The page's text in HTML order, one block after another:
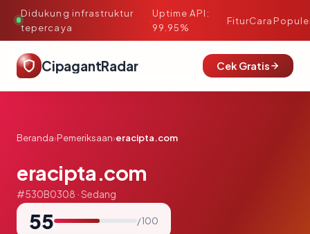
Didukung infrastruktur
tepercaya
·
Uptime API:
99.95%
FiturCara
CipagantRadar Cek Gratis
Beranda›Pemeriksaan›eracipta.com
eracipta.com
#530B0308 · Sedang
55 / 100